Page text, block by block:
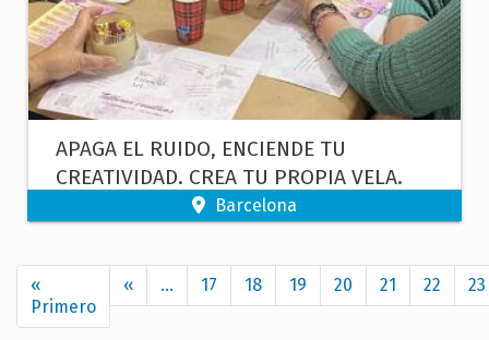
APAGA EL RUIDO, ENCIENDE TU
CREATIVIDAD. CREA TU PROPIA VELA.
Barcelona
Paginación
«
Primero Primera
página
‹‹ Página
anterior
… 17 18 19 20 21 22 23